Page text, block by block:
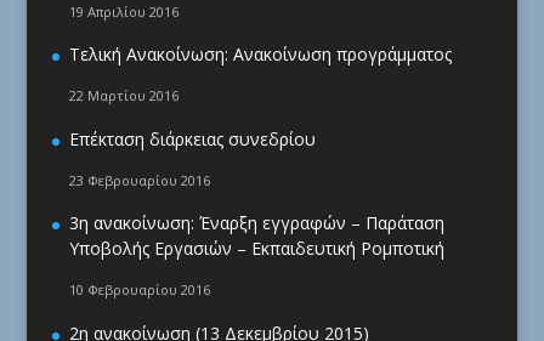
19 Απριλίου 2016
Τελική Ανακοίνωση: Ανακοίνωση προγράμματος
22 Μαρτίου 2016
Επέκταση διάρκειας συνεδρίου
23 Φεβρουαρίου 2016
3η ανακοίνωση: Έναρξη εγγραφών – Παράταση
Υποβολής Εργασιών – Εκπαιδευτική Ρομποτική
10 Φεβρουαρίου 2016
2η ανακοίνωση (13 Δεκεμβρίου 2015)